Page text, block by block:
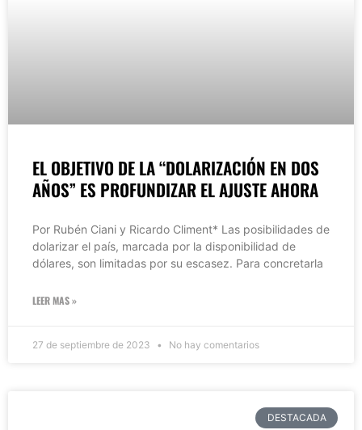
EL OBJETIVO DE LA “DOLARIZACIÓN EN DOS
AÑOS” ES PROFUNDIZAR EL AJUSTE AHORA
Por Rubén Ciani y Ricardo Climent* Las posibilidades de
dolarizar el país, marcada por la disponibilidad de
dólares, son limitadas por su escasez. Para concretarla
LEER MAS »
27 de septiembre de 2023 No hay comentarios
DESTACADA